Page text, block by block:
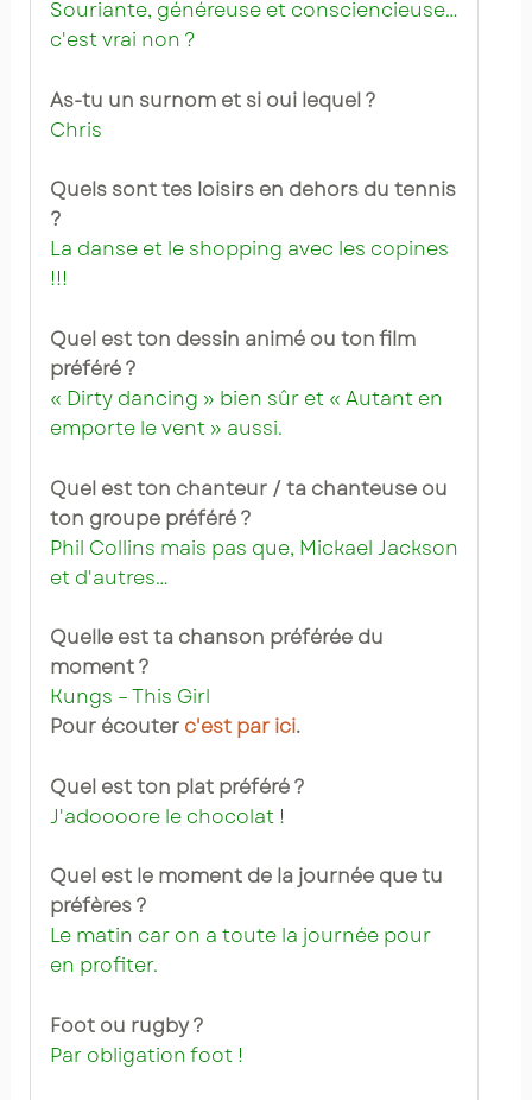
Souriante, généreuse et consciencieuse…
c'est vrai non ?
As-tu un surnom et si oui lequel ?
Chris
Quels sont tes loisirs en dehors du tennis
?
La danse et le shopping avec les copines
!!!
Quel est ton dessin animé ou ton film
préféré ?
« Dirty dancing » bien sûr et « Autant en
emporte le vent » aussi.
Quel est ton chanteur / ta chanteuse ou
ton groupe préféré ?
Phil Collins mais pas que, Mickael Jackson
et d'autres…
Quelle est ta chanson préférée du
moment ?
Kungs – This Girl
Pour écouter c'est par ici.
Quel est ton plat préféré ?
J'adoooore le chocolat !
Quel est le moment de la journée que tu
préfères ?
Le matin car on a toute la journée pour
en profiter.
Foot ou rugby ?
Par obligation foot !